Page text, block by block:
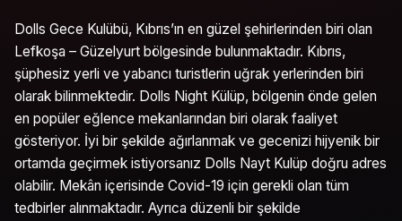
Dolls Gece Kulübü, Kıbrıs’ın en güzel şehirlerinden biri olan
Lefkoşa – Güzelyurt bölgesinde bulunmaktadır. Kıbrıs,
şüphesiz yerli ve yabancı turistlerin uğrak yerlerinden biri
olarak bilinmektedir. Dolls Night Külüp, bölgenin önde gelen
en popüler eğlence mekanlarından biri olarak faaliyet
gösteriyor. İyi bir şekilde ağırlanmak ve gecenizi hijyenik bir
ortamda geçirmek istiyorsanız Dolls Nayt Kulüp doğru adres
olabilir. Mekân içerisinde Covid-19 için gerekli olan tüm
tedbirler alınmaktadır. Ayrıca düzenli bir şekilde